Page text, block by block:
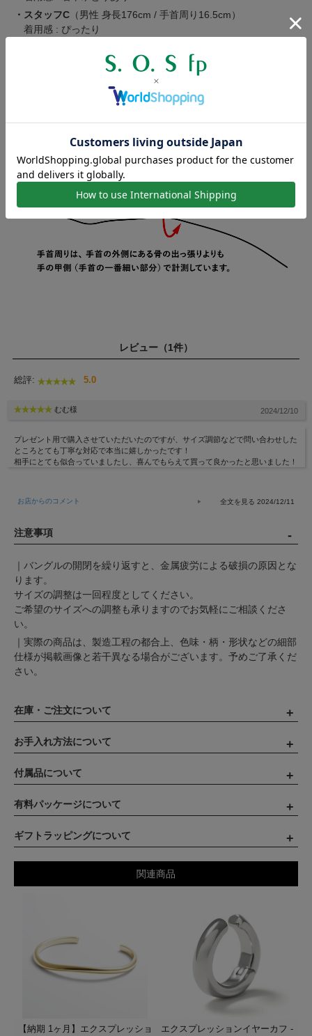
・スタッフC （男性 身長176cm / 手首周り16.5cm）
着用感 : ぴったり
着用感 : 若干小さい
着用感は個人差がございますので、あくまで目安とお考えくださ
レビュー（1件）
総評: 5.0
むむ様 2024/12/10
プレゼント用で購入させていただいたのですが、サイズ調節などで問い合わせした
ところとても丁寧な対応で本当に嬉しかったです！
相手にとても似合っていましたし、喜んでもらえて買って良かったと思いました！
お店からのコメント 2024/12/11
注意事項
｜バングルの開閉を繰り返すと、金属疲労による破損の原因とな
ります。
サイズの調整は一回程度としてください。
ご希望のサイズへの調整も承りますのでお気軽にご相談くださ
い。
｜実際の商品は、製造工程の都合上、色味・柄・形状などの細部
仕様が掲載画像と若干異なる場合がございます。予めご了承くだ
さい。
在庫・ご注文について
お手入れ方法について
付属品について
有料パッケージについて
ギフトラッピングについて
関連商品
【納期 1ヶ月】エクスプレッショ
エクスプレッションイヤーカフ -